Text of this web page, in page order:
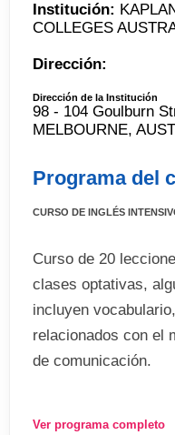
Institución:
COLLEGES
Dirección:
Dirección de la Institución
98 - 104 Goulburn
MELBOURNE,
Programa del
CURSO DE INGLÉS
Curso de 20
clases optativas,
incluyen
relacionados con el
de comunicación.
Ver programa completo